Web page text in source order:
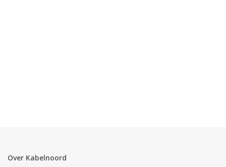
Over Kabelnoord